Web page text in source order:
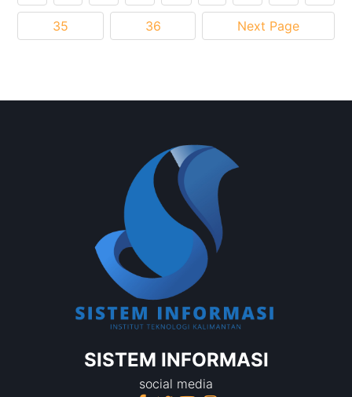
35 36 Next Page
SISTEM INFORMASI
social media